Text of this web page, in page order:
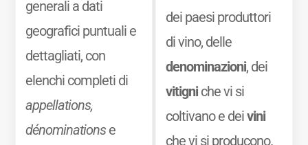
generali a dati
geografici puntuali e
dettagliati, con
elenchi completi di
appellations,
dénominationse
dei paesi produttori
di vino, delle
denominazioni, dei
vitigniche vi si
coltivano e deivini
che vi si producono.